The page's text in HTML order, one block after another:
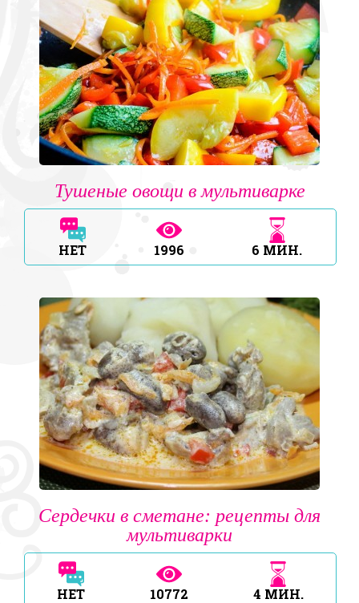
Тушеные овощи в мультиварке
НЕТ 1996 6 МИН.
Сердечки в сметане: рецепты для
мультиварки
НЕТ 10772 4 МИН.